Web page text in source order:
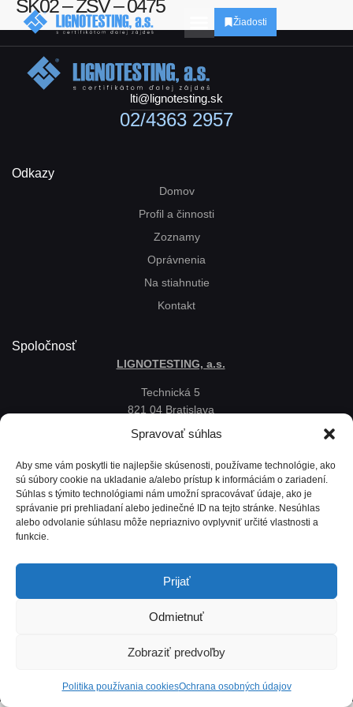
Spravovať súhlas
Aby sme vám poskytli tie najlepšie skúsenosti, používame technológie, ako
sú súbory cookie na ukladanie a/alebo prístup k informáciám o zariadení.
Súhlas s týmito technológiami nám umožní spracovávať údaje, ako je
správanie pri prehliadaní alebo jedinečné ID na tejto stránke. Nesúhlas
alebo odvolanie súhlasu môže nepriaznivo ovplyvniť určité vlastnosti a
funkcie.
Prijať
Odmietnuť
Zobraziť predvoľby
Politika používania cookiesOchrana osobných údajov
Žiadosti
SK02 – ZSV – 0475
lti@lignotesting.sk
02/4363 2957
Odkazy
Domov
Profil a činnosti
Zoznamy
Oprávnenia
Na stiahnutie
Kontakt
Spoločnosť
LIGNOTESTING, a.s.
Technická 5
821 04 Bratislava
Slovenská republika
Politika používania cookies
Mapa
Lignotesting, a. s. © 2024 | Všetky práva vyhradené. | Vytvoril: Marek Heinfarth.